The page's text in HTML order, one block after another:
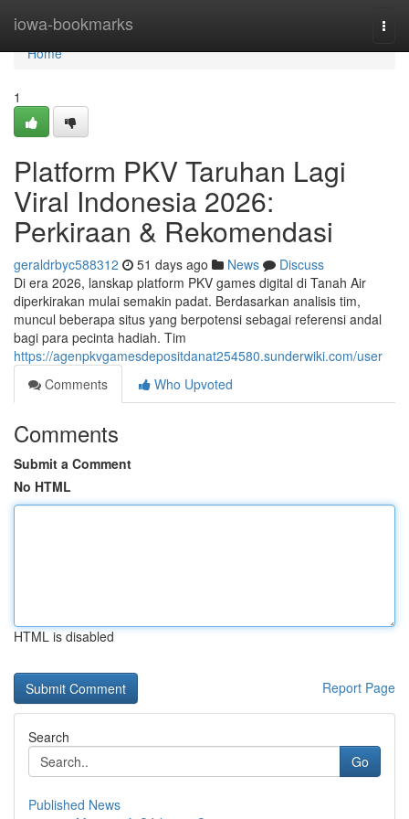
iowa-bookmarks
Home
Home
1
Platform PKV Taruhan Lagi
Viral Indonesia 2026:
Perkiraan & Rekomendasi
geraldrbyc588312 51 days ago News
Discuss
Di era 2026, lanskap platform PKV games digital di Tanah Air
diperkirakan mulai semakin padat. Berdasarkan analisis tim,
muncul beberapa situs yang berpotensi sebagai referensi andal
bagi para pecinta hadiah. Tim
https://agenpkvgamesdepositdanat254580.sunderwiki.com/user
Comments
Who Upvoted
Comments
Submit a Comment
No HTML
HTML is disabled
Report Page
Search
Go
Published News